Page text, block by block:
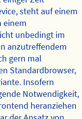
steht auf einem
einem
unbedingt im
anzutreffendem
gern mal
Standardbrowser,
Insofern
Notwendigkeit,
heranziehen